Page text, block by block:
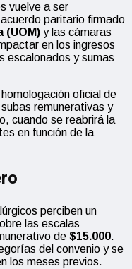
vuelve a ser
paritario firmado
(UOM) y las cámaras
en los ingresos
escalonados y sumas
oficial de
remunerativas y
cuando se reabrirá la
en función de la
perciben un
las escalas
de $15.000.
del convenio y se
los meses previos.